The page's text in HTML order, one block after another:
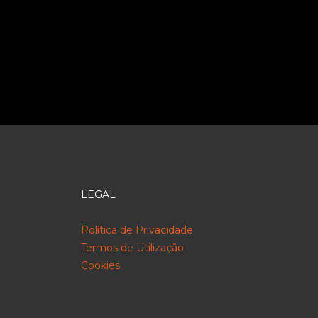
LEGAL
Política de Privacidade
Termos de Utilização
Cookies